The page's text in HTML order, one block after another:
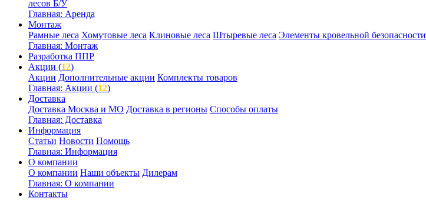
лесов Б/У
Главная: Аренда
Монтаж
Рамные леса Хомутовые леса Клиновые леса Штыревые леса Элементы кровельной безопасности
Главная: Монтаж
Разработка ППР
Акции (12)
Акции Дополнительные акции Комплекты товаров
Главная: Акции (12)
Доставка
Доставка Москва и МО Доставка в регионы Способы оплаты
Главная: Доставка
Информация
Статьи Новости Помощь
Главная: Информация
О компании
О компании Наши объекты Дилерам
Главная: О компании
Контакты